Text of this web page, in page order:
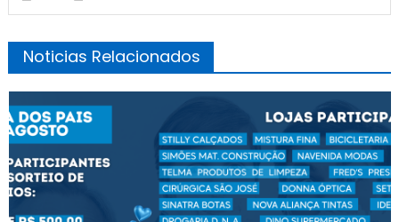
Noticias Relacionados